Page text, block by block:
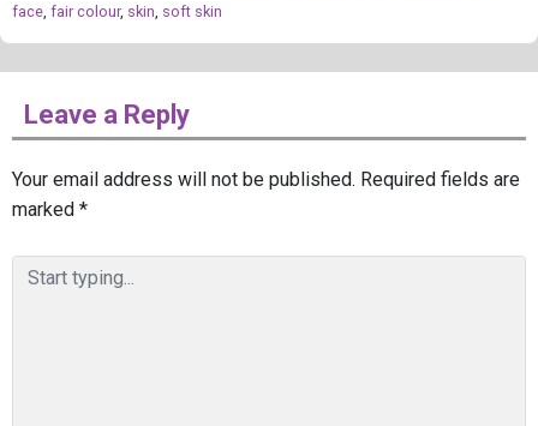
face fair colour, skin soft skin
Leave a Reply
Your email address will not be published. Required fields are
marked *